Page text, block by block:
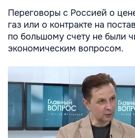
Переговоры с Россией о
газ или о контракте на
по большому счету не были
экономическим вопросом.